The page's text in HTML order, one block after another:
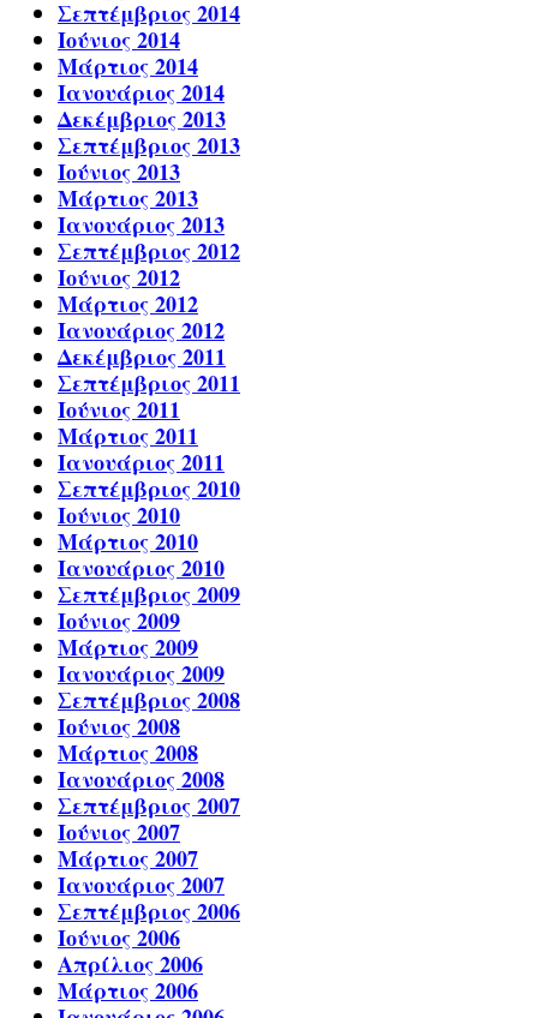
Σεπτέμβριος 2014
Ιούνιος 2014
Μάρτιος 2014
Ιανουάριος 2014
Δεκέμβριος 2013
Σεπτέμβριος 2013
Ιούνιος 2013
Μάρτιος 2013
Ιανουάριος 2013
Σεπτέμβριος 2012
Ιούνιος 2012
Μάρτιος 2012
Ιανουάριος 2012
Δεκέμβριος 2011
Σεπτέμβριος 2011
Ιούνιος 2011
Μάρτιος 2011
Ιανουάριος 2011
Σεπτέμβριος 2010
Ιούνιος 2010
Μάρτιος 2010
Ιανουάριος 2010
Σεπτέμβριος 2009
Ιούνιος 2009
Μάρτιος 2009
Ιανουάριος 2009
Σεπτέμβριος 2008
Ιούνιος 2008
Μάρτιος 2008
Ιανουάριος 2008
Σεπτέμβριος 2007
Ιούνιος 2007
Μάρτιος 2007
Ιανουάριος 2007
Σεπτέμβριος 2006
Ιούνιος 2006
Απρίλιος 2006
Μάρτιος 2006